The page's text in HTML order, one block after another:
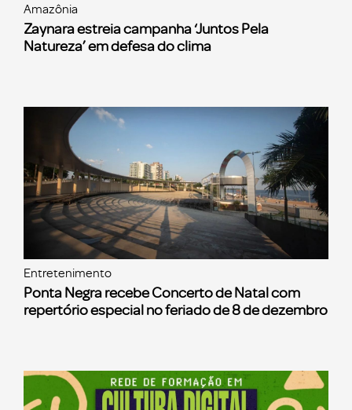
Amazônia
Zaynara estreia campanha ‘Juntos Pela
Natureza’ em defesa do clima
Entretenimento
Ponta Negra recebe Concerto de Natal com
repertório especial no feriado de 8 de dezembro